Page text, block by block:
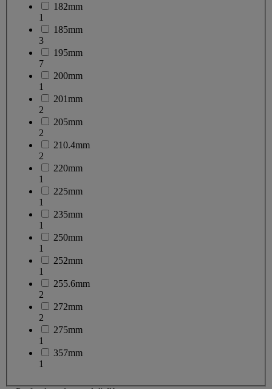
182mm
1
185mm
3
195mm
7
200mm
1
201mm
2
205mm
2
210.4mm
2
220mm
1
225mm
1
235mm
1
250mm
1
252mm
1
255.6mm
2
272mm
2
275mm
1
357mm
1